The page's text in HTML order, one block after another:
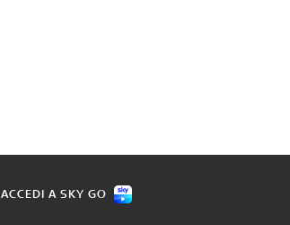
ACCEDI A SKY GO